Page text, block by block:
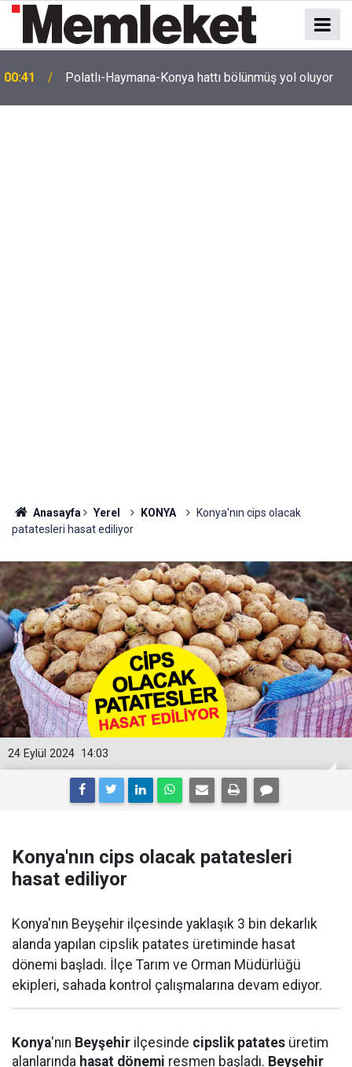
00:41 Polatlı-Haymana-Konya hattı bölünmüş yol oluyor
Anasayfa Yerel KONYA
Konya'nın cips olacak
patatesleri hasat ediliyor
14:03
24 Eylül 2024
Konya'nın cips olacak patatesleri
hasat ediliyor
Konya'nın Beyşehir ilçesinde yaklaşık 3 bin dekarlık
alanda yapılan cipslik patates üretiminde hasat
dönemi başladı. İlçe Tarım ve Orman Müdürlüğü
ekipleri, sahada kontrol çalışmalarına devam ediyor.
Konya'nın Beyşehir ilçesinde cipslik patates üretim
alanlarında hasat dönemi resmen başladı. Beyşehir